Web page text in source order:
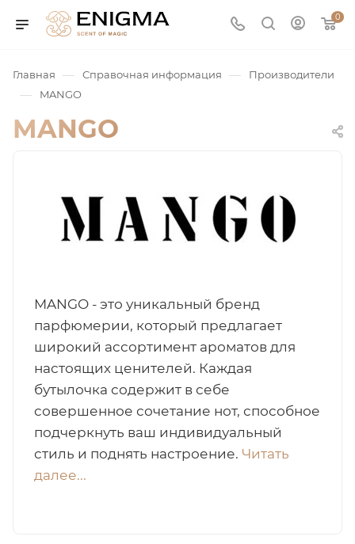
0
/ Нишевая
Арабская
Главная — Справочная информация — Производители
— MANGO
MANGO
MANGO - это уникальный бренд
парфюмерии, который предлагает
широкий ассортимент ароматов для
настоящих ценителей. Каждая
бутылочка содержит в себе
совершенное сочетание нот, способное
подчеркнуть ваш индивидуальный
стиль и поднять настроение. Читать
далее...